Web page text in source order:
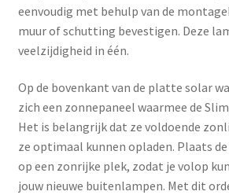
eenvoudig met behulp van de
muur of schutting bevestigen. Deze
veelzijdigheid in één.
Op de bovenkant van de platte solar
zich een zonnepaneel waarmee de
Het is belangrijk dat ze voldoende
ze optimaal kunnen opladen. Plaats
op een zonrijke plek, zodat je volop
jouw nieuwe buitenlampen. Met dit